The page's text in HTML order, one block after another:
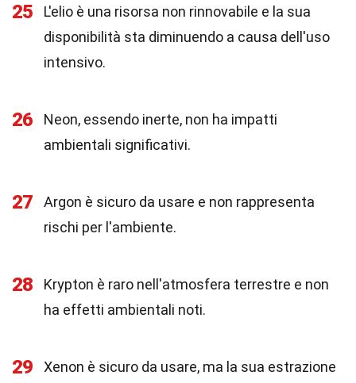
25
L'elio è una risorsa non rinnovabile e la sua
disponibilità sta diminuendo a causa dell'uso
intensivo.
26
Neon, essendo inerte, non ha impatti
ambientali significativi.
27
Argon è sicuro da usare e non rappresenta
rischi per l'ambiente.
28
Krypton è raro nell'atmosfera terrestre e non
ha effetti ambientali noti.
29
Xenon è sicuro da usare, ma la sua estrazione